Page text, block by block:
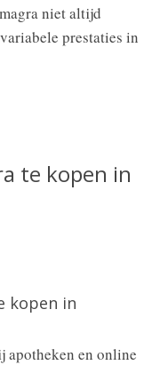
niet altijd
prestaties in
te kopen in
kopen in
en online